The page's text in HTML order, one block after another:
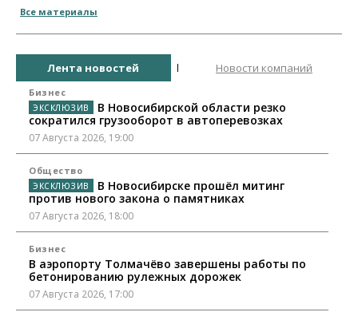
Все материалы
Лента новостей Новости компаний
Бизнес
В Новосибирской области резко
сократился грузооборот в автоперевозках
07 Августа 2026, 19:00
Общество
В Новосибирске прошёл митинг
против нового закона о памятниках
07 Августа 2026, 18:00
Бизнес
В аэропорту Толмачёво завершены работы по
бетонированию рулежных дорожек
07 Августа 2026, 17:00